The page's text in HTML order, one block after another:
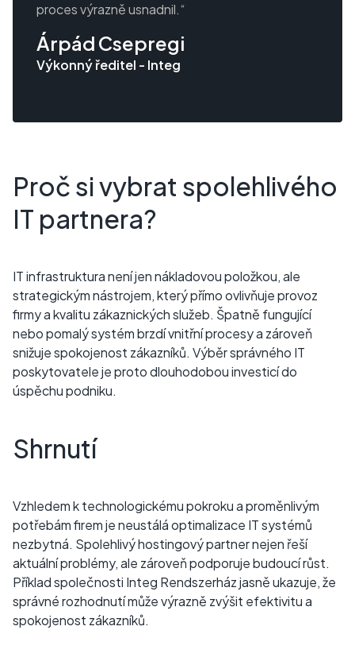
proces výrazně usnadnil.“
Árpád Csepregi
Výkonný ředitel - Integ
Proč si vybrat spolehlivého
IT partnera?
IT infrastruktura není jen nákladovou položkou, ale
strategickým nástrojem, který přímo ovlivňuje provoz
firmy a kvalitu zákaznických služeb. Špatně fungující
nebo pomalý systém brzdí vnitřní procesy a zároveň
snižuje spokojenost zákazníků. Výběr správného IT
poskytovatele je proto dlouhodobou investicí do
úspěchu podniku.
Shrnutí
Vzhledem k technologickému pokroku a proměnlivým
potřebám firem je neustálá optimalizace IT systémů
nezbytná. Spolehlivý hostingový partner nejen řeší
aktuální problémy, ale zároveň podporuje budoucí růst.
Příklad společnosti Integ Rendszerház jasně ukazuje, že
správné rozhodnutí může výrazně zvýšit efektivitu a
spokojenost zákazníků.